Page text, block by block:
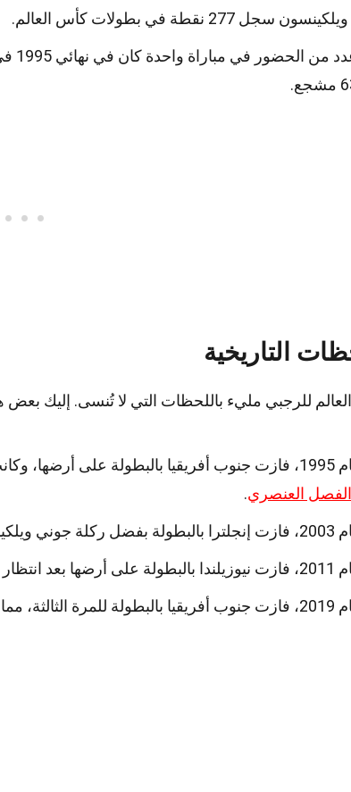
سجل 277 نقطة في بطولات كأس العالم.
التاريخية
للرجبي مليء باللحظات التي لا تُنسى. إليك
في عام 1995، فازت جنوب أفريقيا بالبطولة على
الفصل العنصري.
ضد أستراليا.
دام 24 عامًا.
في عدد الألقاب.